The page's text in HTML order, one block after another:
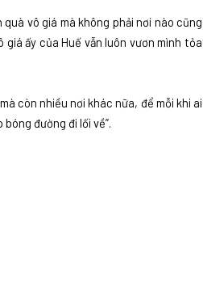
vô giá mà không phải nơi nào cũng
ấy của Huế vẫn luôn vươn mình tỏa
còn nhiều nơi khác nữa, để mỗi khi ai
đường đi lối về”.